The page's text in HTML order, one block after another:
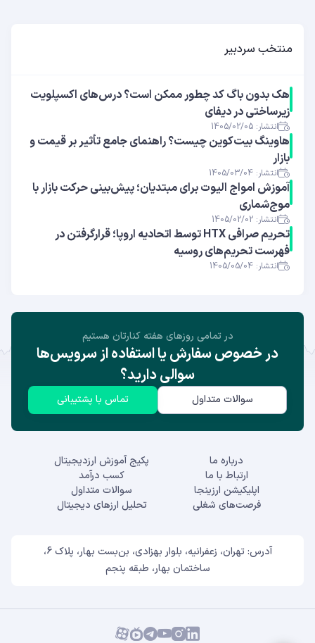
منتخب سردبیر
هک بدون باگ کد چطور ممکن است؟ درس‌های اکسپلویت
زیرساختی در دیفای
انتشار: 1405/02/05
هاوینگ بیت‌کوین چیست؟ راهنمای جامع تأثیر بر قیمت و
بازار
انتشار: 1405/03/04
آموزش امواج الیوت برای مبتدیان؛ پیش‌بینی حرکت بازار با
موج‌شماری
انتشار: 1405/02/02
تحریم صرافی HTX توسط اتحادیه اروپا؛ قرارگرفتن در
فهرست تحریم‌های روسیه
انتشار: 1405/05/04
در تمامی روز‌های هفته کنارتان هستیم
در خصوص سفارش یا استفاده از سرویس‌ها
سوالی دارید؟
سوالات متداول تماس با پشتیبانی
درباره ما
ارتباط با ما
اپلیکیشن ارزینجا
فرصت‌های شغلی
پکیج آموزش ارزدیجیتال
کسب درآمد
سوالات متداول
تحلیل ارزهای دیجیتال
آدرس: تهران، زعفرانیه، بلوار بهزادی، بن‌بست بهار، پلاک 6،
ساختمان بهار، طبقه پنجم